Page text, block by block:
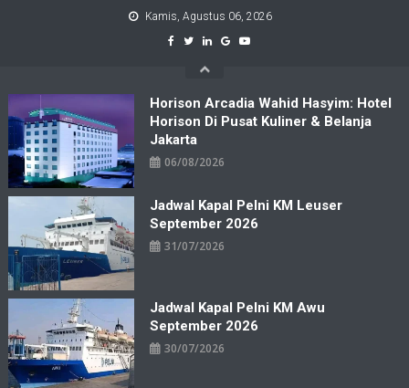
Kamis, Agustus 06, 2026
Horison Arcadia Wahid Hasyim: Hotel
Horison Di Pusat Kuliner & Belanja
Jakarta
06/08/2026
Jadwal Kapal Pelni KM Leuser
September 2026
31/07/2026
Jadwal Kapal Pelni KM Awu
September 2026
30/07/2026